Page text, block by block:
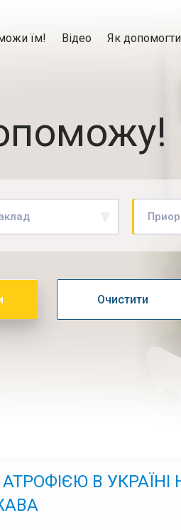
їм! Відео Як
Очистити
В